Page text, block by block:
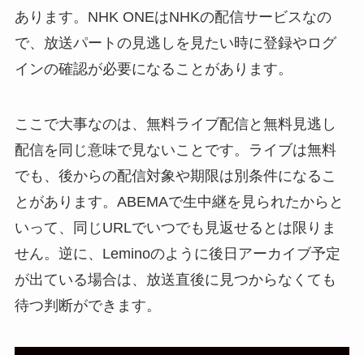
あります。NHK ONEはNHKの配信サービスなの
で、放送パートの見逃しを見たい時に登録やログ
インの確認が必要になることがあります。
ここで大事なのは、無料ライブ配信と無料見逃し
配信を同じ意味で見ないことです。ライブは無料
でも、後からの配信対象や期限は別条件になるこ
とがあります。ABEMAで生中継を見られたからと
いって、同じURLでいつでも見返せるとは限りま
せん。逆に、Leminoのように後日アーカイブ予定
が出ている場合は、放送直後に見つからなくても
待つ判断ができます。